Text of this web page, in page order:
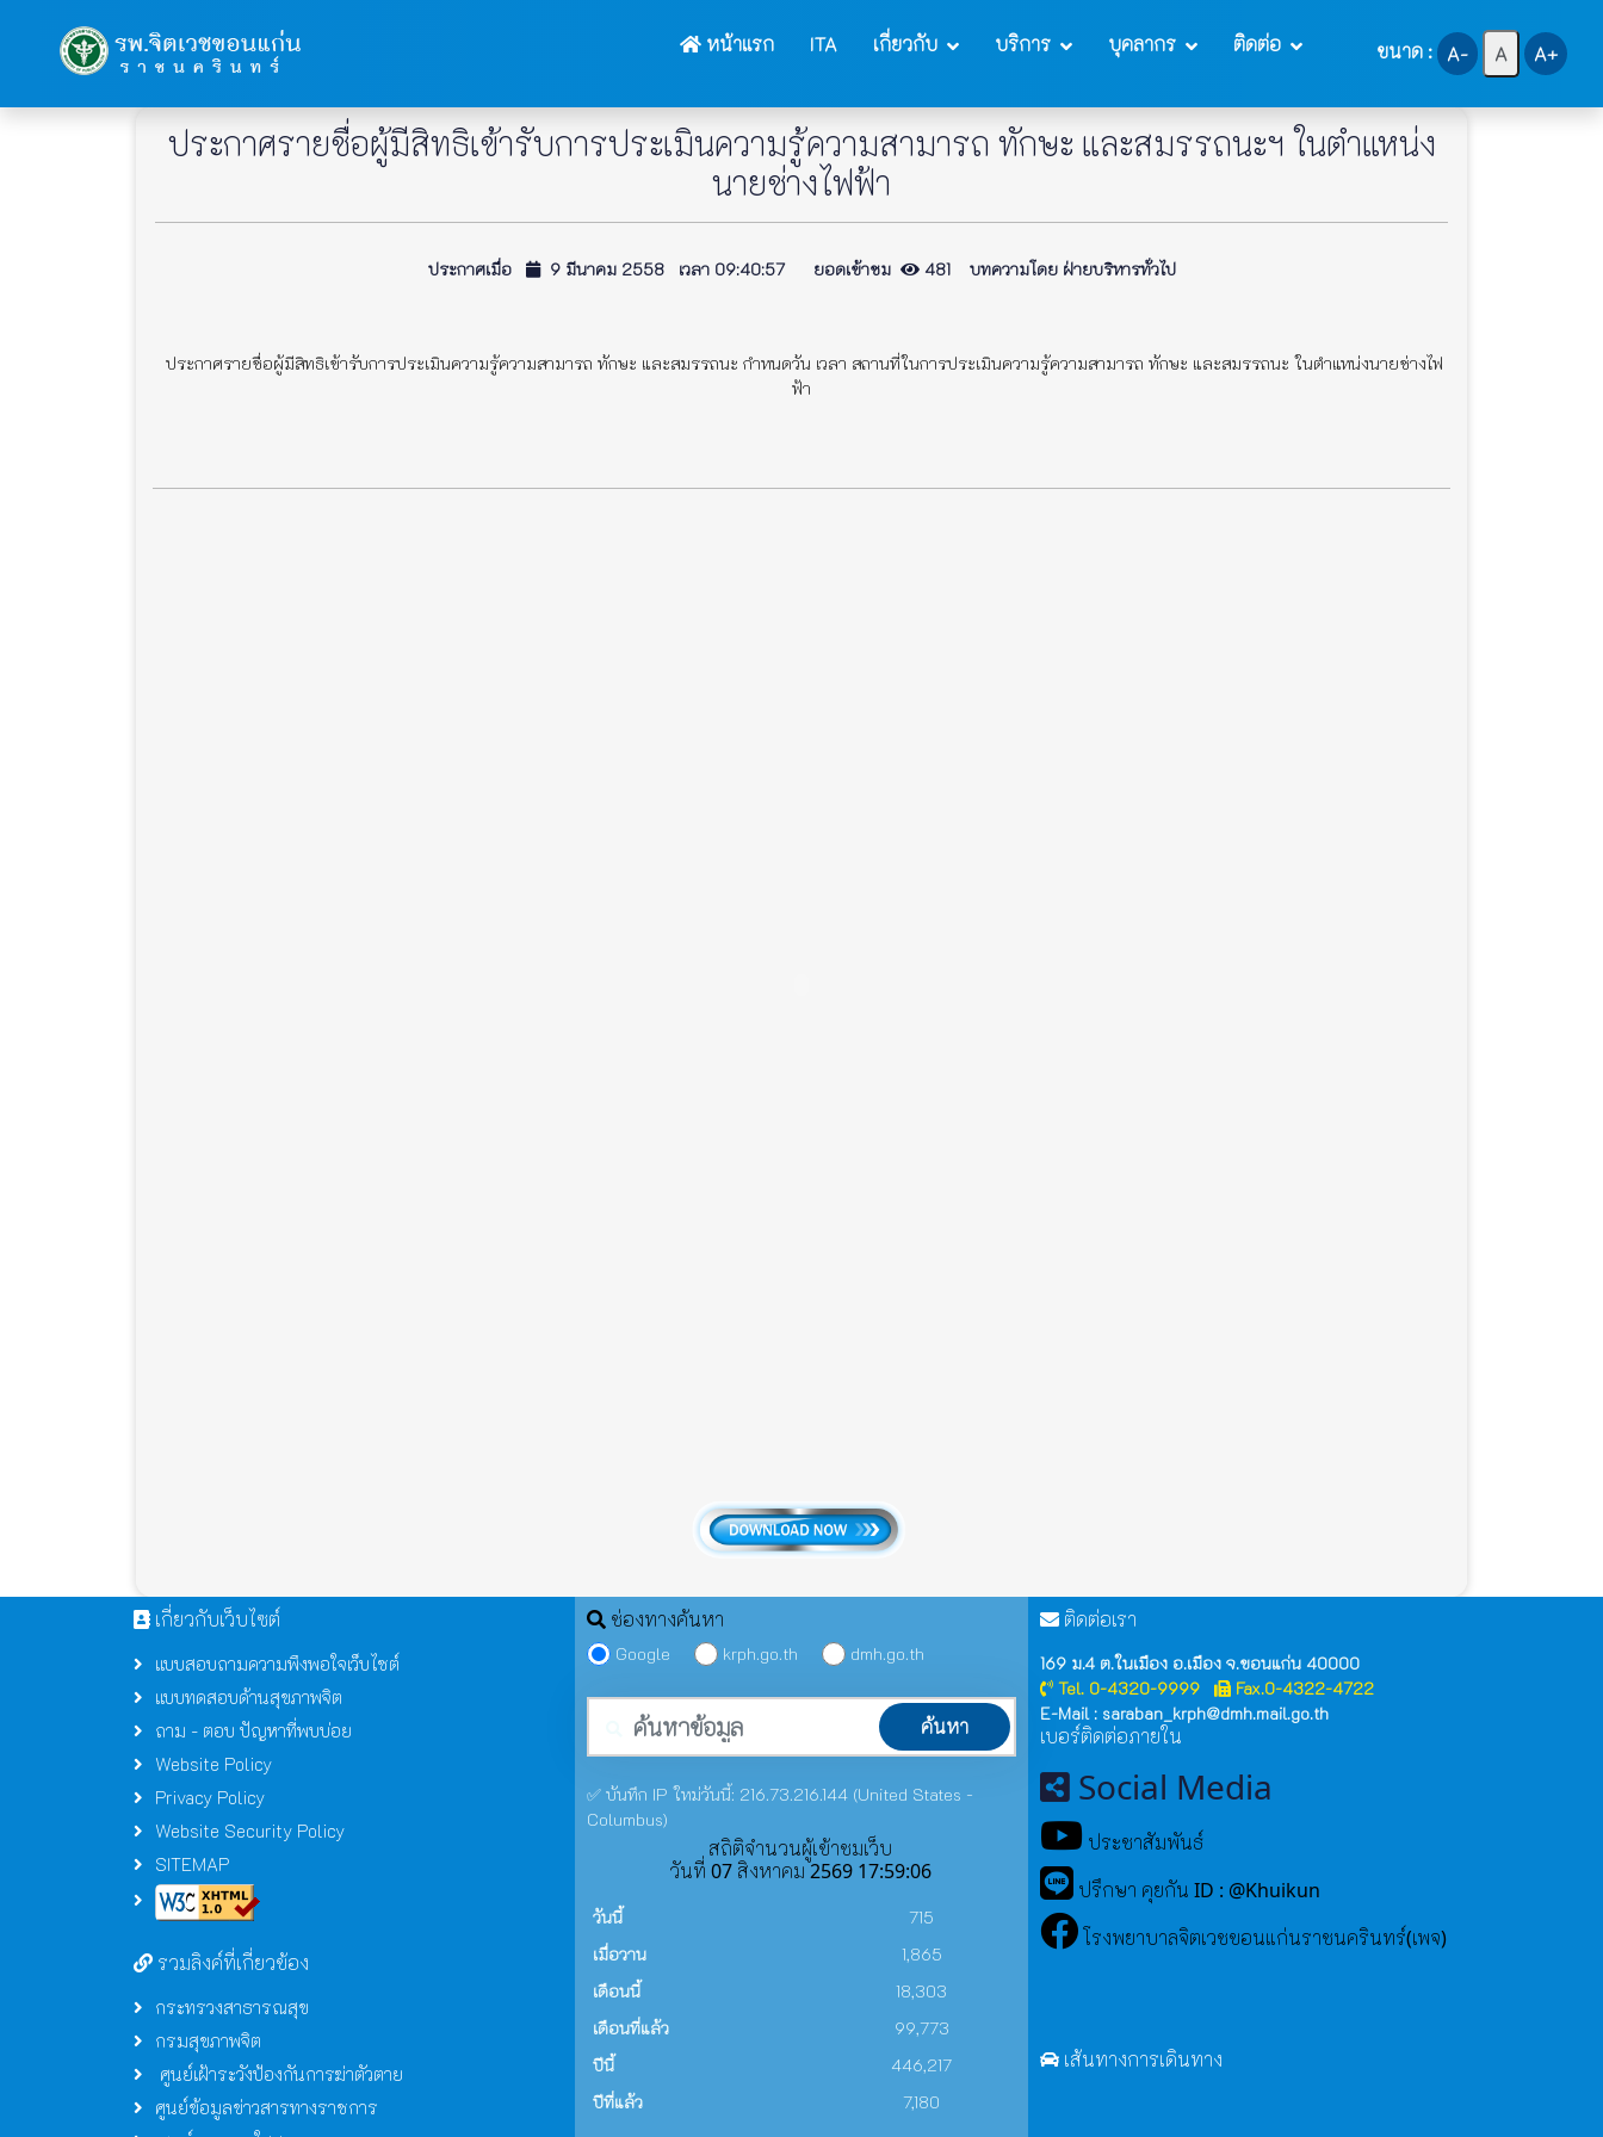
หน้าแรก ITA เกี่ยวกับ บริการ บุคลากร ติดต่อ ขนาด : A- A A+
ประกาศรายชื่อผู้มีสิทธิเข้ารับการประเมินความรู้ความสามารถ ทักษะ และสมรรถนะฯ ในตำแหน่ง
นายช่างไฟฟ้า
ประกาศเมื่อ 9 มีนาคม 2558 เวลา 09:40:57 ยอดเข้าชม 481 บทความโดย ฝ่ายบริหารทั่วไป
ประกาศรายชื่อผู้มีสิทธิเข้ารับการประเมินความรู้ความสามารถ ทักษะ และสมรรถนะ กำหนดวัน เวลา สถานที่ในการประเมินความรู้ความสามารถ ทักษะ และสมรรถนะ ในตำแหน่งนายช่างไฟ
ฟ้า
เกี่ยวกับเว็บไซต์
แบบสอบถามความพึงพอใจเว็บไซต์
แบบทดสอบด้านสุขภาพจิต
ถาม - ตอบ ปัญหาที่พบบ่อย
Website Policy
Privacy Policy
Website Security Policy
SITEMAP
รวมลิงค์ที่เกี่ยวข้อง
กระทรวงสาธารณสุข
กรมสุขภาพจิต
ศูนย์เฝ้าระวังป้องกันการฆ่าตัวตาย
ศูนย์ข้อมูลข่าวสารทางราชการ
ช่องทางค้นหา
Google krph.go.th dmh.go.th
ค้นหา
✅ บันทึก IP ใหม่วันนี้: 216.73.216.144 (United States -
Columbus)
สถิติจำนวนผู้เข้าชมเว็บ
วันที่ 07 สิงหาคม 2569 17:59:06
วันนี้
715
เมื่อวาน
1,865
เดือนนี้
18,303
เดือนที่แล้ว
99,773
ปีนี้
446,217
ปีที่แล้ว
7,180
ติดต่อเรา
169 ม.4 ต.ในเมือง อ.เมือง จ.ขอนแก่น 40000
Tel. 0-4320-9999
Fax.0-4322-4722
E-Mail : saraban_krph@dmh.mail.go.th
เบอร์ติดต่อภายใน
Social Media
ประชาสัมพันธ์
ปรึกษา คุยกัน ID : @Khuikun
โรงพยาบาลจิตเวชขอนแก่นราชนครินทร์(เพจ)
เส้นทางการเดินทาง